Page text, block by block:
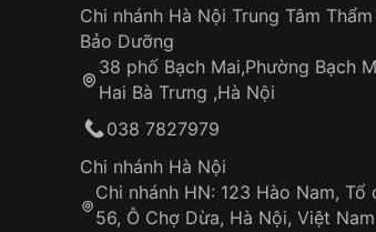
Chi nhánh Hà Nội Trung Tâm
Bảo Dưỡng
38 phố Bạch Mai,Phường Bạch
Hai Bà Trưng ,Hà Nội
038 7827979
Chi nhánh Hà Nội
Chi nhánh HN: 123 Hào Nam, Tổ
56, Ô Chợ Dừa, Hà Nội, Việt Nam